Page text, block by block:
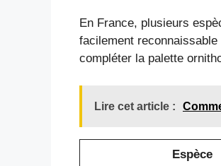
En France, plusieurs
facilement
compléter la palette
Lire cet article :
Espèce